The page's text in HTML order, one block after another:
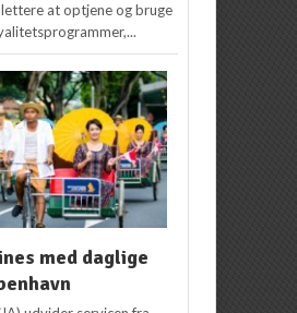
at optjene og bruge
med daglige